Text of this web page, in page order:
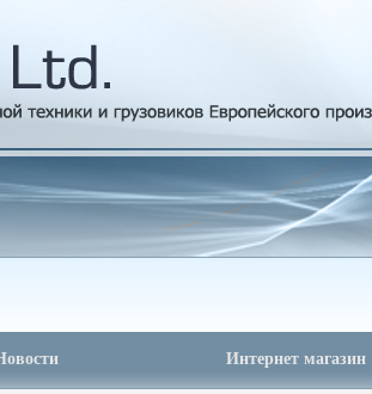
Интернет магазин